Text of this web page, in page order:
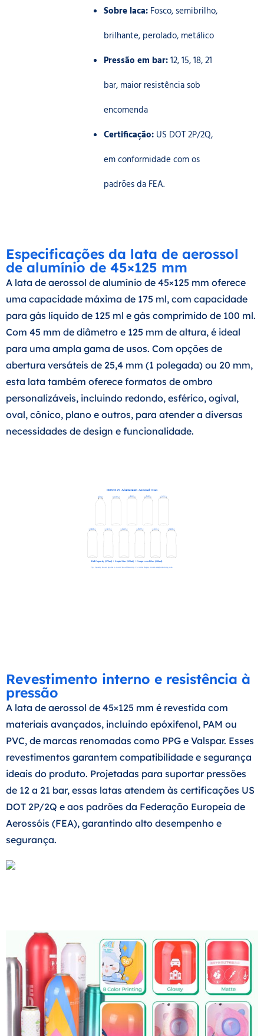
Sobre laca: Fosco, semibrilho,
brilhante, perolado, metálico
Pressão em bar:12, 15, 18, 21
bar, maior resistência sob
encomenda
Certificação: US DOT 2P/2Q,
em conformidade com os
padrões da FEA.
Especificações da lata de aerossol
de alumínio de 45×125 mm
A lata de aerossol de alumínio de 45×125 mm oferece
uma capacidade máxima de 175 ml, com capacidade
para gás líquido de 125 ml e gás comprimido de 100 ml.
Com 45 mm de diâmetro e 125 mm de altura, é ideal
para uma ampla gama de usos. Com opções de
abertura versáteis de 25,4 mm (1 polegada) ou 20 mm,
esta lata também oferece formatos de ombro
personalizáveis, incluindo redondo, esférico, ogival,
oval, cônico, plano e outros, para atender a diversas
necessidades de design e funcionalidade.
Revestimento interno e resistência à
pressão
A lata de aerossol de 45×125 mm é revestida com
materiais avançados, incluindo epóxifenol, PAM ou
PVC, de marcas renomadas como PPG e Valspar. Esses
revestimentos garantem compatibilidade e segurança
ideais do produto. Projetadas para suportar pressões
de 12 a 21 bar, essas latas atendem às certificações US
DOT 2P/2Q e aos padrões da Federação Europeia de
Aerossóis (FEA), garantindo alto desempenho e
segurança.